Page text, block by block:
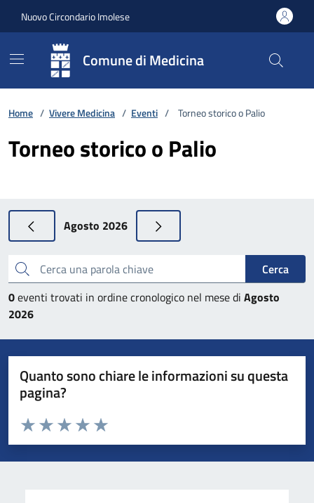
Nuovo Circondario Imolese
Comune di Medicina
Home / Vivere Medicina / Eventi / Torneo storico o Palio
Torneo storico o Palio
Agosto 2026
Cerca una parola chiave
Cerca
0eventi trovati in ordine cronologico nel mese di Agosto
2026
Quanto sono chiare le informazioni su questa
pagina?
Valuta da 1 a 5 stelle la pagina
Valuta 5 stelle su 5
Valuta 4 stelle su 5
Valuta 3 stelle su 5
Valuta 2 stelle su 5
Valuta 1 stelle su 5